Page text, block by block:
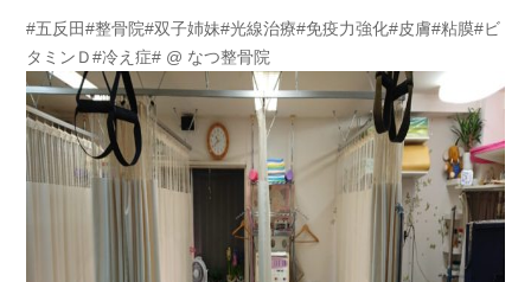
#五反田#整骨院#双子姉妹#光線治療#免疫力強化#皮膚#粘膜#ビ
タミンＤ#冷え症# @ なつ整骨院